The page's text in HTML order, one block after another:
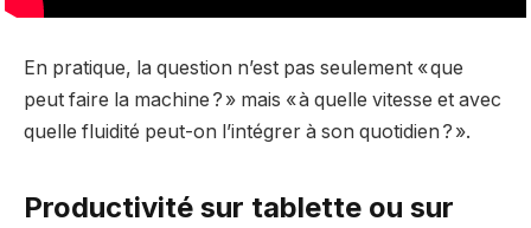
En pratique, la question n’est pas seulement « que
peut faire la machine ? » mais « à quelle vitesse et avec
quelle fluidité peut-on l’intégrer à son quotidien ? ».
Productivité sur tablette ou sur